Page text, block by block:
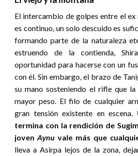
El intercambio de golpes entre el
es continuo, un solo descuido es
formando parte de la naturaleza
estruendo de la contienda,
oportunidad para hacerse con un
con él. Sin embargo, el brazo de
su mano sosteniendo el rifle que la
mayor peso. El filo de cualquier
gran tensión existente en escena.
termina con la rendición de
joven Aynu vale más que
lleva a Asirpa lejos de la zona,